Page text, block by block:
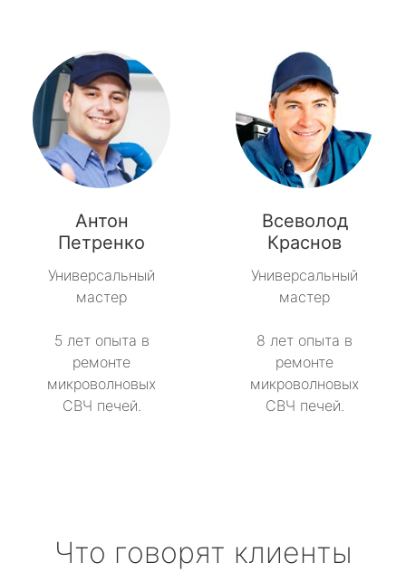
Антон
Петренко
Универсальный
мастер
5 лет опыта в
ремонте
микроволновых
СВЧ печей.
Всеволод
Краснов
Универсальный
мастер
8 лет опыта в
ремонте
микроволновых
СВЧ печей.
Что говорят клиенты